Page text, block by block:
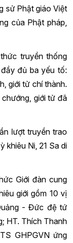
sử Phật giáo Việt
của Phật pháp,
truyền thống
đủ ba yếu tố:
giới tử chí thành.
giới tử đã
lượt truyền trao
khiêu Ni, 21 Sa di
Giới đàn cung
giới gồm 10 vị
- Đức đệ tứ
HT. Thích Thanh
GHPGVN ứng